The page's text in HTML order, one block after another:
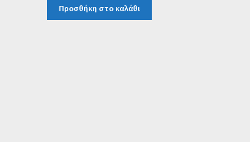
was:
€4.90.
τιμή
είναι:
Προσθήκη στο καλάθι